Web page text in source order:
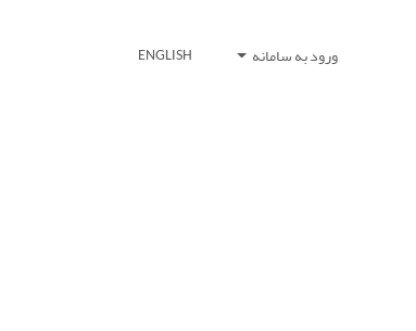
ورود به سامانه ENGLISH